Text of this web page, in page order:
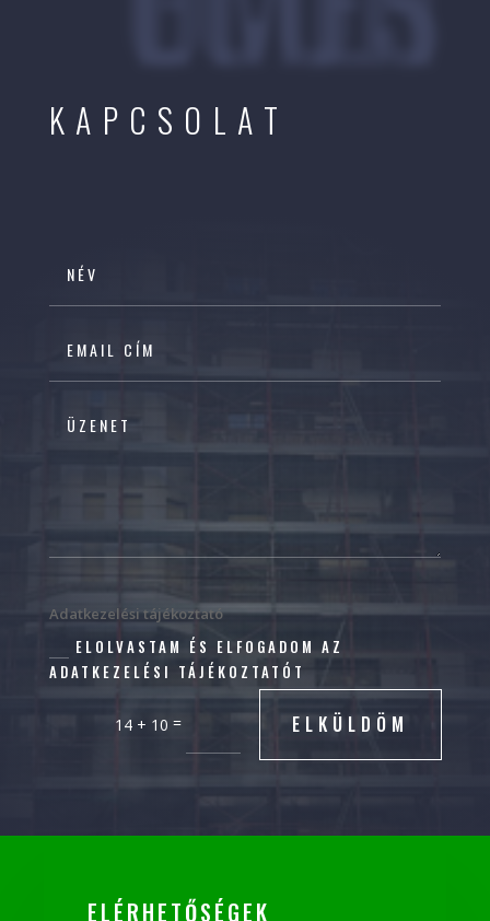
KAPCSOLAT
Adatkezelési tájékoztató
ELOLVASTAM ÉS ELFOGADOM AZ
ADATKEZELÉSI TÁJÉKOZTATÓT
14 + 10 = ELKÜLDÖM
ELÉRHETŐSÉGEK